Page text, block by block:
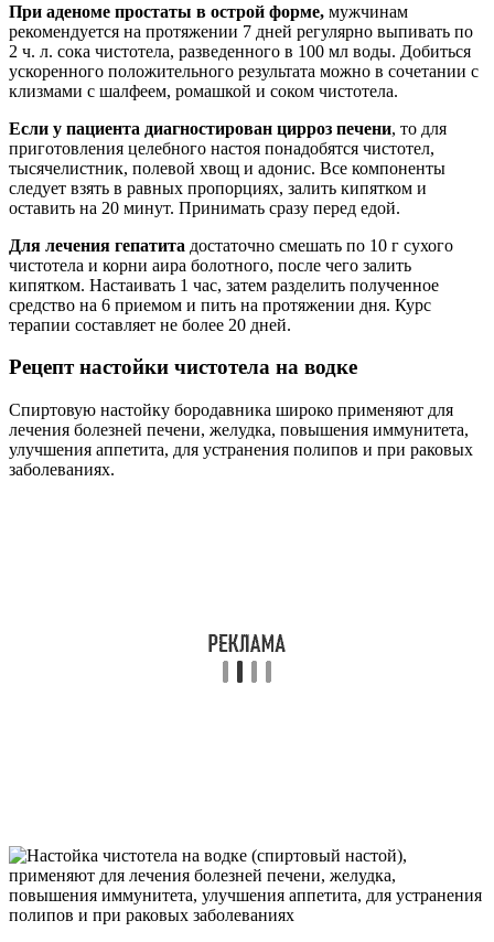
При аденоме простаты в острой форме, мужчинам
рекомендуется на протяжении 7 дней регулярно выпивать по
2 ч. л. сока чистотела, разведенного в 100 мл воды. Добиться
ускоренного положительного результата можно в сочетании с
клизмами с шалфеем, ромашкой и соком чистотела.
Если у пациента диагностирован цирроз печени, то для
приготовления целебного настоя понадобятся чистотел,
тысячелистник, полевой хвощ и адонис. Все компоненты
следует взять в равных пропорциях, залить кипятком и
оставить на 20 минут. Принимать сразу перед едой.
Для лечения гепатита достаточно смешать по 10 г сухого
чистотела и корни аира болотного, после чего залить
кипятком. Настаивать 1 час, затем разделить полученное
средство на 6 приемом и пить на протяжении дня. Курс
терапии составляет не более 20 дней.
Рецепт настойки чистотела на водке
Спиртовую настойку бородавника широко применяют для
лечения болезней печени, желудка, повышения иммунитета,
улучшения аппетита, для устранения полипов и при раковых
заболеваниях.